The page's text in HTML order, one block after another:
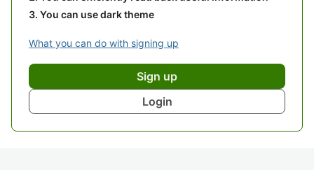
You can use dark theme
What you can do with signing up
Sign up
Login